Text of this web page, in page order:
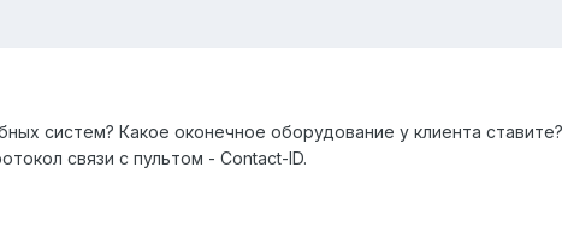
систем? Какое оконечное оборудование у клиента
связи с пультом - Contact-ID.